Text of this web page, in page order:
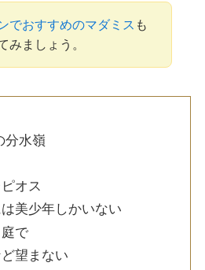
でおすすめのマダミス も
みましょう。
分水嶺
オス
美少年しかいない
で
望まない